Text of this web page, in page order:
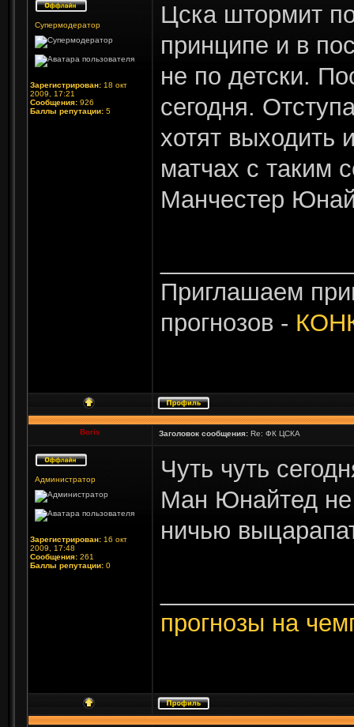
Супермодератор
Зарегистрирован: 18 окт
2009, 17:21
Сообщения: 926
Баллы репутации: 5
Цска штормит
принципе и в
не по детски.
сегодня.
хотят выходить
матчах с таким
Манчестер
Приглашаем
прогнозов -
Boris Заголовок сообщения: Re: ФК ЦСКА
Администратор
Зарегистрирован: 16 окт
2009, 17:48
Сообщения: 261
Баллы репутации: 0
Чуть чуть
Ман Юнайтед
ничью
прогнозы на